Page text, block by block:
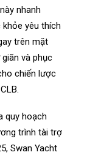
nhanh
yêu thích
trên mặt
và phục
chiến lược
quy hoạch
trình tài trợ
Swan Yacht